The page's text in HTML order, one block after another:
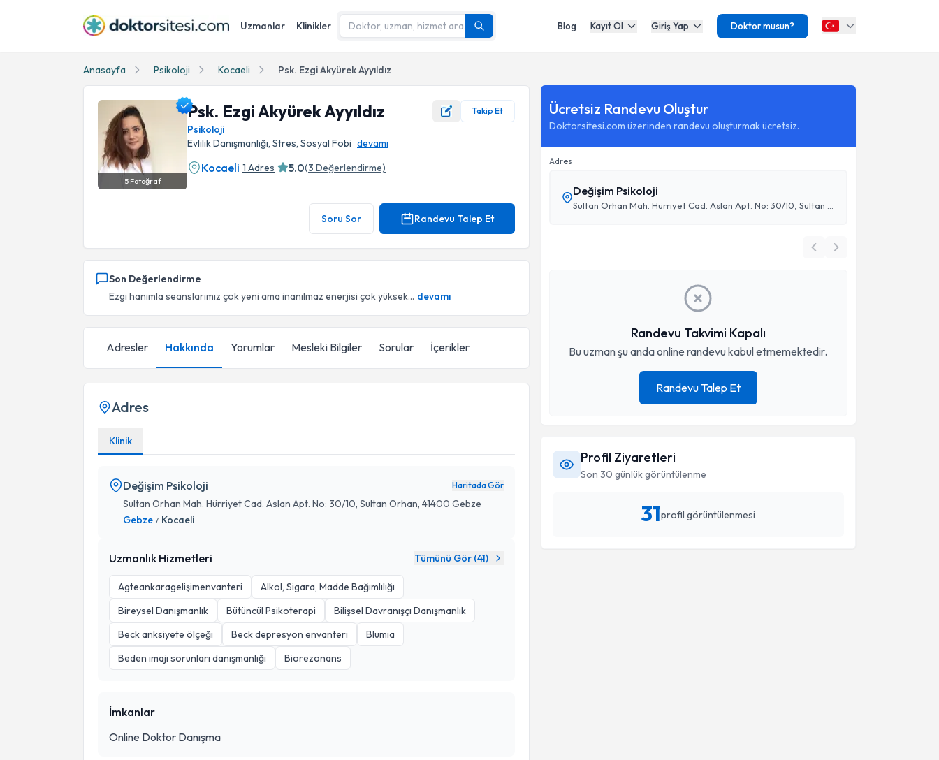
Uzmanlar Klinikler Blog Kayıt Ol Giriş Yap Doktor musun?
Anasayfa Psikoloji Kocaeli Psk. Ezgi Akyürek Ayyıldız
5Fotoğraf
Psk. Ezgi Akyürek Ayyıldız Takip Et
Psikoloji
Evlilik Danışmanlığı, Stres, Sosyal Fobi devamı
Kocaeli 1 Adres 5.0(3 Değerlendirme)
Soru Sor Randevu Talep Et
Son Değerlendirme
Ezgi hanımla seanslarımız çok yeni ama inanılmaz enerjisi çok yüksek... devamı
Adresler Hakkında Yorumlar Mesleki Bilgiler Sorular İçerikler
Adres
Klinik
Değişim Psikoloji Haritada Gör
Sultan Orhan Mah. Hürriyet Cad. Aslan Apt. No: 30/10, Sultan Orhan, 41400 Gebze
Gebze / Kocaeli
Uzmanlık Hizmetleri Tümünü Gör (41)
Agteankaragelişimenvanteri
Alkol, Sigara, Madde Bağımlılığı
Bireysel Danışmanlık
Bütüncül Psikoterapi
Bilişsel Davranışçı Danışmanlık
Beck anksiyete ölçeği
Beck depresyon envanteri
Blumia
Beden imajı sorunları danışmanlığı
Biorezonans
İmkanlar
Online Doktor Danışma
Ücretsiz Randevu Oluştur
Doktorsitesi.com üzerinden randevu oluşturmak ücretsiz.
Adres
Değişim Psikoloji
Randevu Takvimi Kapalı
Bu uzman şu anda online randevu kabul etmemektedir.
Randevu Talep Et
Profil Ziyaretleri
Son 30 günlük görüntülenme
31profil görüntülenmesi